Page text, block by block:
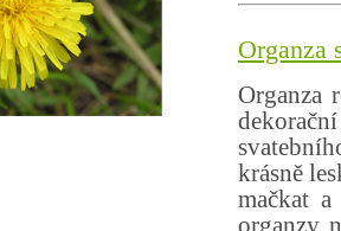
Organza
Organza
krásně
mačkat
organzy